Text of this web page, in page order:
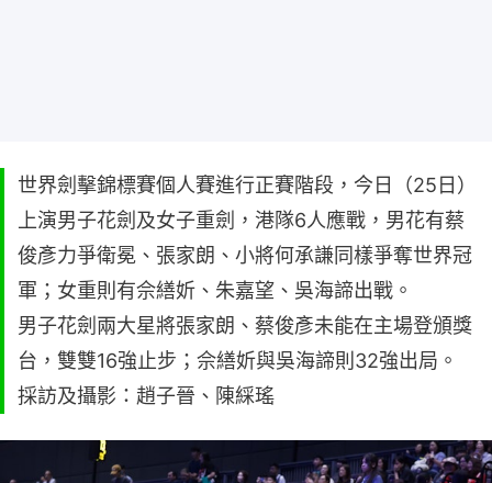
世界劍擊錦標賽個人賽進行正賽階段，今日（25日）
上演男子花劍及女子重劍，港隊6人應戰，男花有蔡
俊彥力爭衛冕、張家朗、小將何承謙同樣爭奪世界冠
軍；女重則有佘繕妡、朱嘉望、吳海諦出戰。
男子花劍兩大星將張家朗、蔡俊彥未能在主場登頒獎
台，雙雙16強止步；佘繕妡與吳海諦則32強出局。
採訪及攝影：趙子晉、陳綵瑤